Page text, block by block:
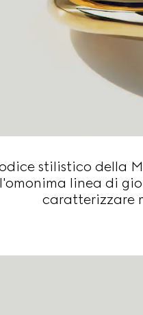
stilistico della
linea di
caratterizzare